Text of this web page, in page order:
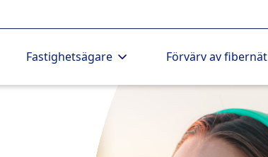
Fastighetsägare Förvärv av fibernät